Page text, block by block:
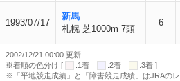
1993/07/17
新馬
札幌 芝1000m 7頭
6
2002/12/21 00:00 更新
※着順の色分け [
:1着 :2着
:3着 ]
※「平地競走成績」と「障害競走成績」はJRAのレ